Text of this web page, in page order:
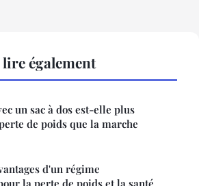
également
un sac à dos est-elle plus
de poids que la marche
d'un régime